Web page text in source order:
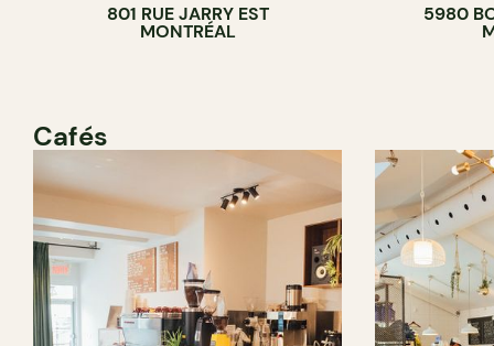
801 RUE JARRY EST
MONTRÉAL
CAVISTE
5980
Cafés